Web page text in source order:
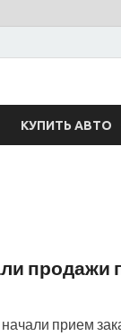
КУПИТЬ АВТО
продажи
прием